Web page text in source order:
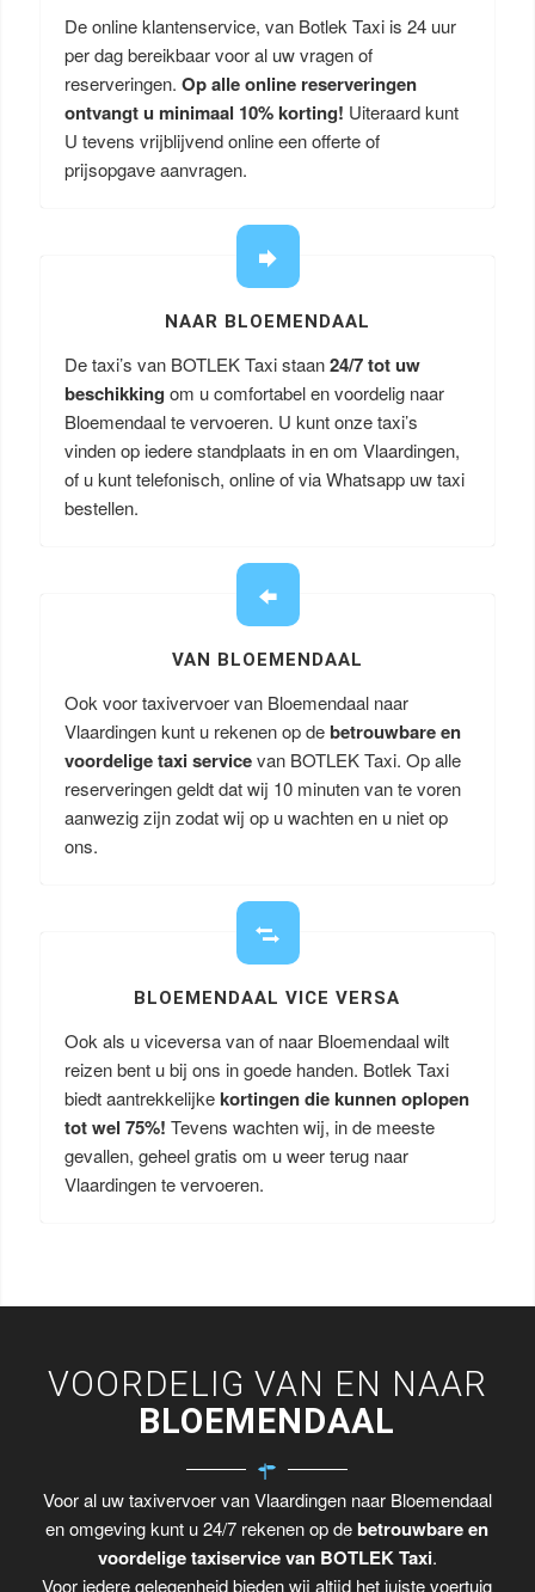
De online klantenservice, van Botlek Taxi is 24 uur
per dag bereikbaar voor al uw vragen of
reserveringen. Op alle online reserveringen
ontvangt u minimaal 10% korting! Uiteraard kunt
U tevens vrijblijvend online een offerte of
prijsopgave aanvragen.
NAAR BLOEMENDAAL
De taxi’s van BOTLEK Taxi staan24/7 tot uw
beschikking om u comfortabel en voordelig naar
Bloemendaal te vervoeren. U kunt onze taxi’s
vinden op iedere standplaats in en om Vlaardingen,
of u kunt telefonisch, online of via Whatsapp uw taxi
bestellen.
VAN BLOEMENDAAL
Ook voor taxivervoer van Bloemendaal naar
Vlaardingen kunt u rekenen op debetrouwbare en
voordelige taxi servicevan BOTLEK Taxi. Op alle
reserveringen geldt dat wij 10 minuten van te voren
aanwezig zijn zodat wij op u wachten en u niet op
ons.
BLOEMENDAAL VICE VERSA
Ook als u viceversa van of naar Bloemendaal wilt
reizen bent u bij ons in goede handen. Botlek Taxi
biedt aantrekkelijkekortingen die kunnen oplopen
tot wel 75%! Tevens wachten wij, in de meeste
gevallen, geheel gratis om u weer terug naar
Vlaardingen te vervoeren.
VOORDELIG VAN EN NAAR
BLOEMENDAAL
Voor al uw taxivervoer van Vlaardingen naar Bloemendaal
en omgeving kunt u 24/7 rekenen op debetrouwbare en
voordelige taxiservice van BOTLEK Taxi.
Voor iedere gelegenheid bieden wij altijd het juiste voertuig